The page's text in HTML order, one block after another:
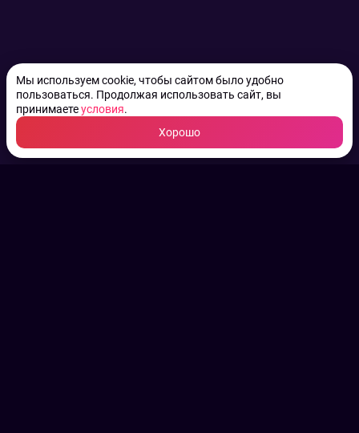
Мы используем cookie, чтобы сайтом было удобно
пользоваться. Продолжая использовать сайт, вы
принимаетеусловия.
Хорошо